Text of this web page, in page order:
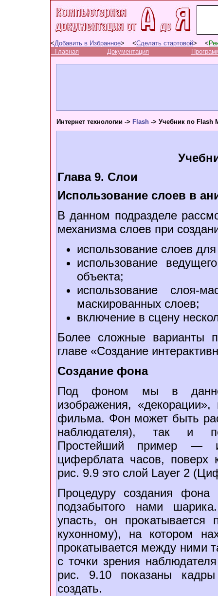
<Добавить в Избранное> <Сделать стартовой> <
Главная
Документация
Интернет технологии -> Flash -> Учебник по Flash
Глава 9. Слои
Использование слоев в
В данном подразделе
механизма слоев при
использование слоев
использование
объекта;
использование слоя-
маскированных слоев;
включение в сцену
Более сложные варианты
главе «Создание
Создание фона
Под фоном мы в
изображения,
фильма. Фон может быть
наблюдателя), так и
Простейший пример —
циферблата часов, поверх
рис. 9.9 это слой Layer 2
Процедуру создания фона
подзабытого нами
упасть, он
кухонному), на котором
прокатывается между ними
с точки зрения
рис. 9.10 показаны
создать.